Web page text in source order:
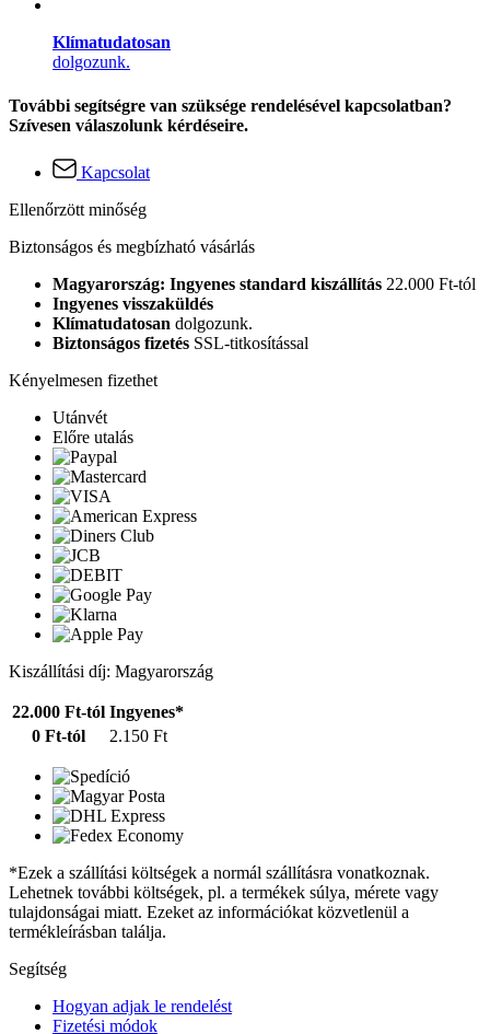
Klímatudatosan
dolgozunk.
További segítségre van szüksége rendelésével kapcsolatban?
Szívesen válaszolunk kérdéseire.
Kapcsolat
Ellenőrzött minőség
Biztonságos és megbízható vásárlás
Magyarország: Ingyenes standard kiszállítás 22.000 Ft-tól
Ingyenes visszaküldés
Klímatudatosan dolgozunk.
Biztonságos fizetés SSL-titkosítással
Kényelmesen fizethet
Utánvét
Előre utalás
Kiszállítási díj: Magyarország
22.000 Ft-tól Ingyenes*
0 Ft-tól
2.150 Ft
*Ezek a szállítási költségek a normál szállításra vonatkoznak.
Lehetnek további költségek, pl. a termékek súlya, mérete vagy
tulajdonságai miatt. Ezeket az információkat közvetlenül a
termékleírásban találja.
Segítség
Hogyan adjak le rendelést
Fizetési módok